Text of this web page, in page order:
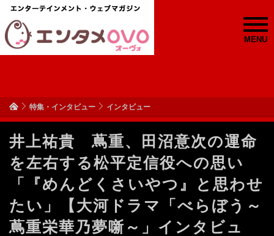
MENU
特集・インタビュー インタビュー
井上祐貴 蔦重、田沼意次の運命
を左右する松平定信役への思い
「『めんどくさいやつ』と思わせ
たい」【大河ドラマ「べらぼう～
蔦重栄華乃夢噺～」インタビュ